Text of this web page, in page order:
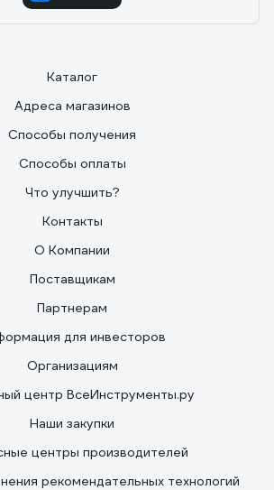
Каталог
Адреса магазинов
Способы получения
Способы оплаты
Что улучшить?
Контакты
О Компании
Поставщикам
Партнерам
для инвесторов
Организациям
центр ВсеИнструменты.ру
Наши закупки
центры производителей
рекомендательных технологий